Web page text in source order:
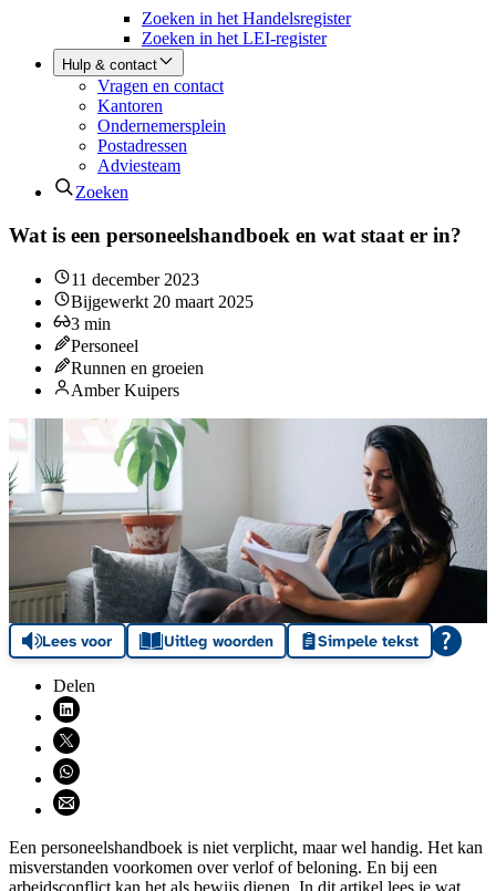
Zoeken in het Handelsregister
Zoeken in het LEI-register
Hulp & contact
Vragen en contact
Kantoren
Ondernemersplein
Postadressen
Adviesteam
Zoeken
Wat is een personeelshandboek en wat staat er in?
11 december 2023
Bijgewerkt 20 maart 2025
3 min
Personeel
Runnen en groeien
Amber Kuipers
Lees voor Uitleg woorden Simpele tekst
Delen
Deel via LinkedIn (opent nieuw venster)
Deel via X (opent nieuw venster)
Deel via WhatsApp (opent WhatsApp)
Deel via email (opent email programma)
Een personeelshandboek is niet verplicht, maar wel handig. Het kan
misverstanden voorkomen over verlof of beloning. En bij een
arbeidsconflict kan het als bewijs dienen. In dit artikel lees je wat